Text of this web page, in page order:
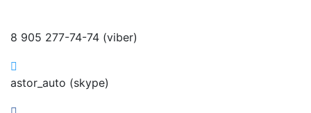
8 905 277-74-74 (viber)
astor_auto (skype)